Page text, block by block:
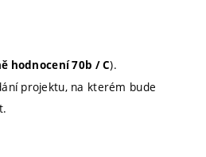
hodnocení 70b / C).
projektu, na kterém bude